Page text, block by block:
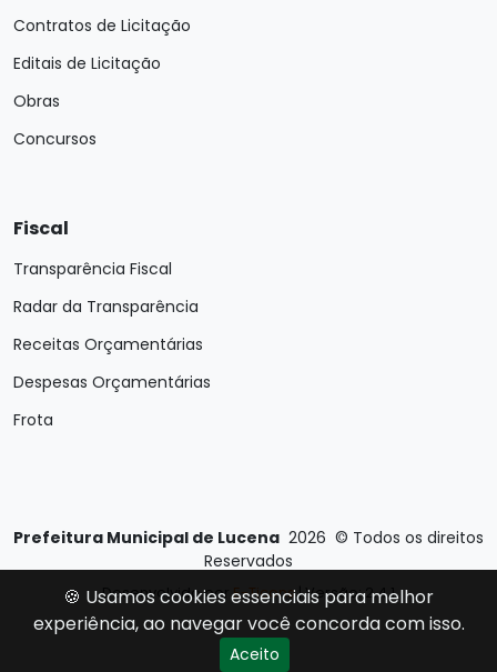
Contratos de Licitação
Editais de Licitação
Obras
Concursos
Fiscal
Transparência Fiscal
Radar da Transparência
Receitas Orçamentárias
Despesas Orçamentárias
Frota
Prefeitura Municipal de Lucena 2026 © Todos os direitos
Reservados
Desenvolvido porE-Ticons| Versão: 2.4.1
🍪 Usamos cookies essenciais para melhor
experiência, ao navegar você concorda com isso.
Aceito